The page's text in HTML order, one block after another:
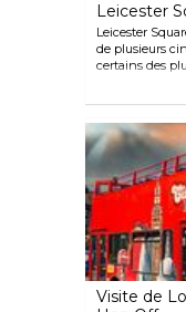
Leicester
Leicester
de plusieurs
certains des
de nombreux
stars
Le jardin
idéal pour se
cinéphiles
programme du
indépendant
et des
Visite de